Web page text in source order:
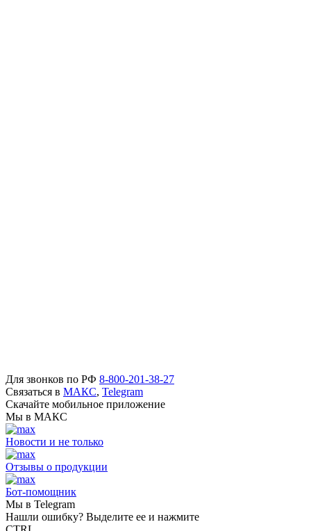
Для звонков по РФ 8-800-201-38-27
Связаться в МАКС, Telegram
Скачайте мобильное приложение
Мы в МАКС
Новости и не только
Отзывы о продукции
Бот-помощник
Мы в Telegram
Нашли ошибку? Выделите ее и нажмите